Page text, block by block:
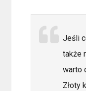
Jeśli
także
warto
Złoty